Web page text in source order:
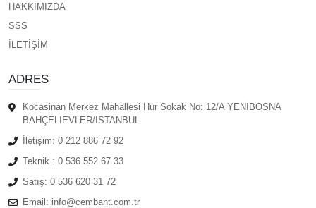
HAKKIMIZDA
SSS
İLETİŞİM
ADRES
Kocasinan Merkez Mahallesi Hür Sokak No: 12/A YENİBOSNA
BAHÇELIEVLER/ISTANBUL
İletişim: 0 212 886 72 92
Teknik : 0 536 552 67 33
Satış: 0 536 620 31 72
Email: info@cembant.com.tr